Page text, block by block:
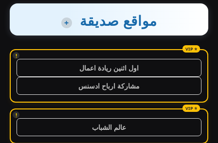
مواقع صديقة +
!
اول اثنين ريادة اعمال
مشاركة ارباح ادسنس
!
عالم الشباب